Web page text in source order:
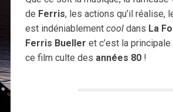
de Ferris, les actions qu’il réalise,
est indéniablement cooldans La
Ferris Bueller et c’est la
ce film culte des années 80!